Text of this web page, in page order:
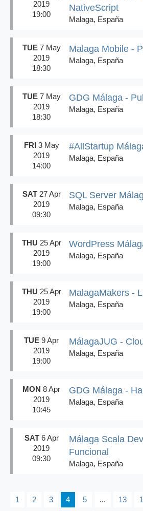
2019
19:00
NativeScript
Malaga, España
TUE7 May
2019
18:30
Malaga Mobile -
Malaga, España
TUE7 May
2019
18:30
GDG Málaga -
Malaga, España
FRI 3 May
2019
14:00
#AllStartup
Malaga, España
SAT27 Apr
2019
09:30
SQL Server
Malaga, España
THU 25 Apr
2019
19:00
WordPress
Malaga, España
THU 25 Apr
2019
19:00
MalagaMakers -
Malaga, España
TUE 9 Apr
2019
19:00
MálagaJUG -
Malaga, España
MON 8 Apr
2019
10:45
GDG Málaga -
Malaga, España
SAT6 Apr
2019
09:30
Málaga Scala
Funcional
Malaga, España
1 2 3 4 5 ... 13